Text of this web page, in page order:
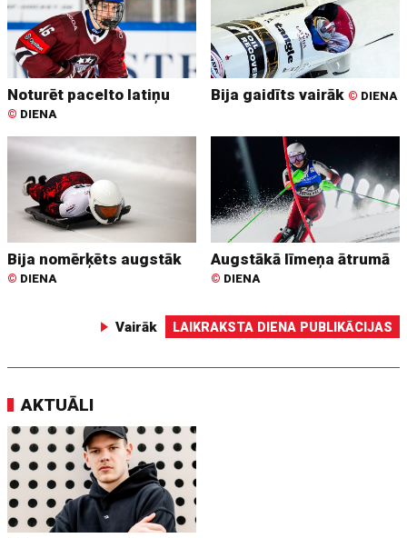
Noturēt pacelto latiņu
© DIENA
Bija gaidīts vairāk © DIENA
Bija nomērķēts augstāk
© DIENA
Augstākā līmeņa ātrumā
© DIENA
Vairāk LAIKRAKSTA DIENA PUBLIKĀCIJAS
AKTUĀLI